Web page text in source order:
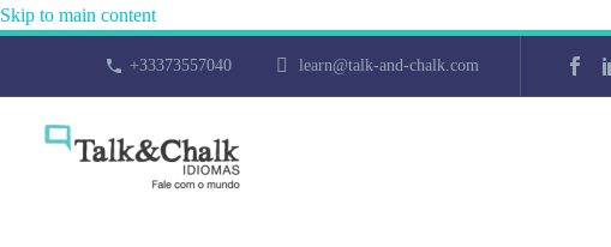
Skip to main content
+33373557040 learn@talk-and-chalk.com